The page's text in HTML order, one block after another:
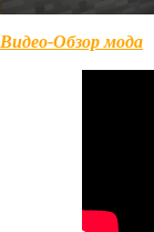
Видео-Обзор мода